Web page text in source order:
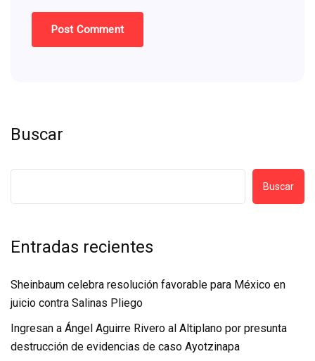
Buscar
Buscar
Entradas recientes
Sheinbaum celebra resolución favorable para México en
juicio contra Salinas Pliego
Ingresan a Ángel Aguirre Rivero al Altiplano por presunta
destrucción de evidencias de caso Ayotzinapa